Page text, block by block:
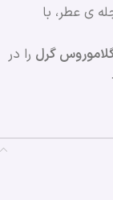
ی عطر، با
گرل را در